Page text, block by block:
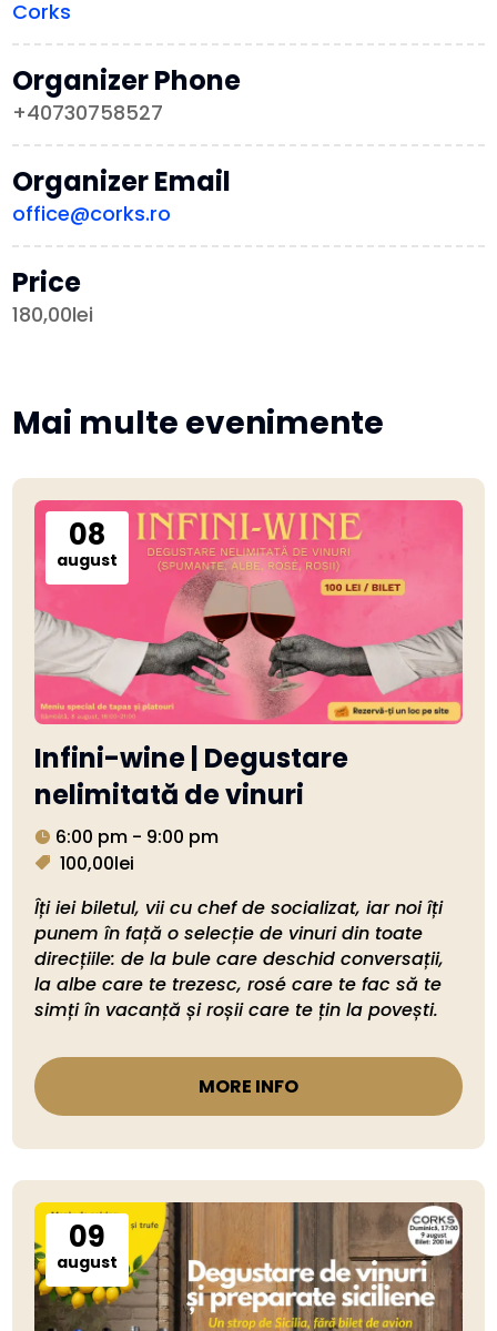
Corks
Organizer Phone
+40730758527
Organizer Email
office@corks.ro
Price
180,00lei
Mai multe evenimente
08
august
Infini-wine | Degustare
nelimitată de vinuri
6:00 pm - 9:00 pm
100,00lei
Îți iei biletul, vii cu chef de socializat, iar noi îți
punem în față o selecție de vinuri din toate
direcțiile: de la bule care deschid conversații,
la albe care te trezesc, rosé care te fac să te
simți în vacanță și roșii care te țin la povești.
MORE INFO
09
august